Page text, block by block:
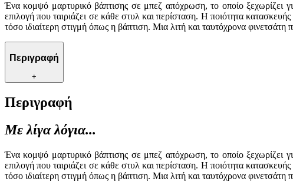
Ένα κομψό μαρτυρικό βάπτισης σε μπεζ απόχρωση, το οποίο ξεχωρίζει
επιλογή που ταιριάζει σε κάθε στυλ και περίσταση. Η ποιότητα
τόσο ιδιαίτερη στιγμή όπως η βάπτιση. Μια λιτή και ταυτόχρονα
Περιγραφή
+
Περιγραφή
Με λίγα λόγια...
Ένα κομψό μαρτυρικό βάπτισης σε μπεζ απόχρωση, το οποίο ξεχωρίζει
επιλογή που ταιριάζει σε κάθε στυλ και περίσταση. Η ποιότητα
τόσο ιδιαίτερη στιγμή όπως η βάπτιση. Μια λιτή και ταυτόχρονα